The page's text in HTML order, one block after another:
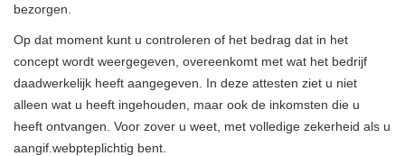
bezorgen.
Op dat moment kunt u controleren of het bedrag dat in het
concept wordt weergegeven, overeenkomt met wat het bedrijf
daadwerkelijk heeft aangegeven. In deze attesten ziet u niet
alleen wat u heeft ingehouden, maar ook de inkomsten die u
heeft ontvangen. Voor zover u weet, met volledige zekerheid als u
aangif.webpteplichtig bent.